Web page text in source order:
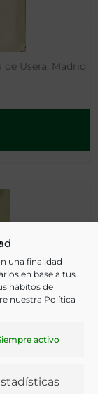
una finalidad
en base a tus
hábitos de
nuestra Política
activo
Usera, Madrid